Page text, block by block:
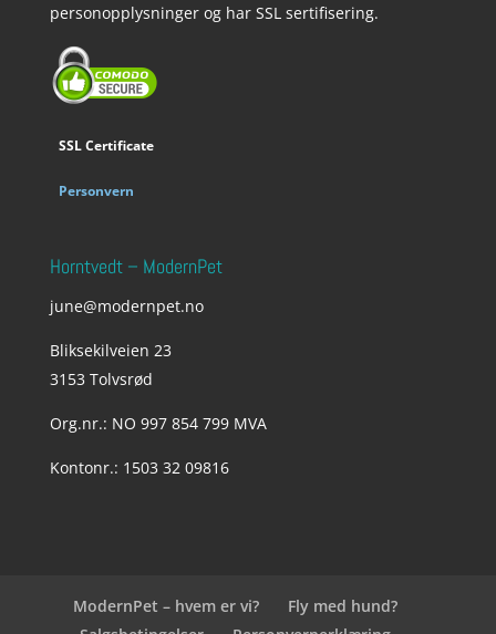
personopplysninger og har SSL sertifisering.
SSL Certificate
Personvern
Horntvedt – ModernPet
june@modernpet.no
Bliksekilveien 23
3153 Tolvsrød
Org.nr.: NO 997 854 799 MVA
Kontonr.: 1503 32 09816
ModernPet – hvem er vi?
Fly med hund?